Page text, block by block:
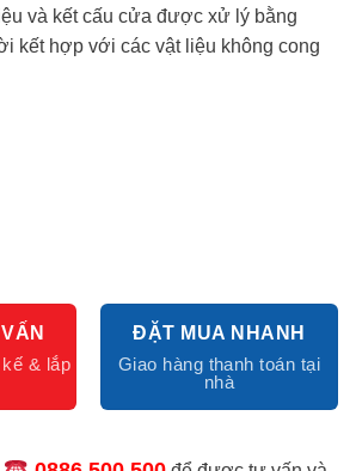
và kết cấu cửa được xử lý bằng
kết hợp với các vật liệu không cong
ĐẶT MUA NHANH